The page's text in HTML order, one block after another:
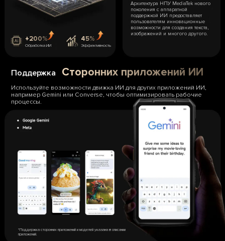
Архитектура НПУ MediaTek нового
поколения с аппаратной
поддержкой ИИ предоставляет
пользователям инновационные
возможности для создания текста,
изображений и многого другого.
+200%
Обработка ИИ
45%
Эффективность
Поддержка Сторонних приложений ИИ
Используйте возможности движка ИИ для других приложений ИИ,
например Gemini или Converse, чтобы оптимизировать рабочие
процессы.
*Поддержка сторонних приложений и моделей указана в описании
приложений.